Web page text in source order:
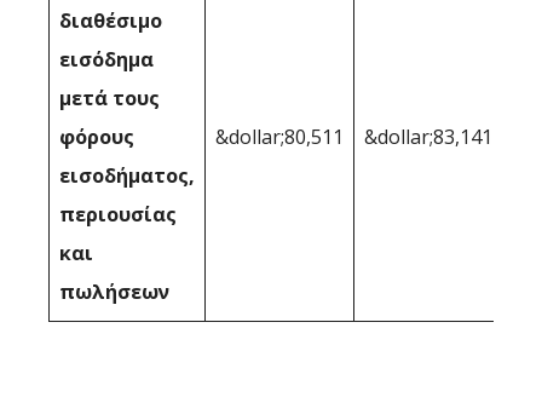
διαθέσιμο
εισόδημα
μετά τους
φόρους
εισοδήματος,
περιουσίας
και
πωλήσεων
&dollar;80,511 &dollar;83,141